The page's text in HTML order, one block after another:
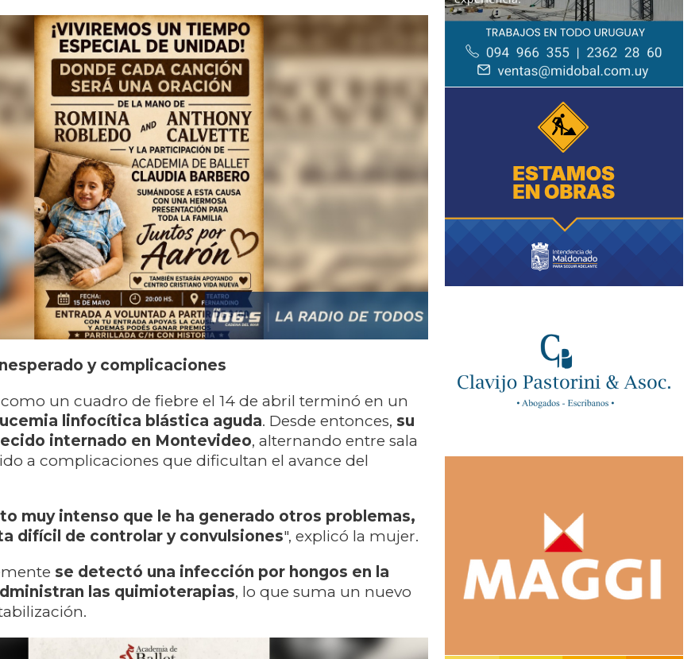
y complicaciones
un cuadro de fiebre el 14 de abril terminó en un
linfocítica blástica aguda. Desde entonces, su
internado en Montevideo, alternando entre sala
a complicaciones que dificultan el avance del
muy intenso que le ha generado otros problemas,
difícil de controlar y convulsiones", explicó la mujer.
se detectó una infección por hongos en la
las quimioterapias, lo que suma un nuevo